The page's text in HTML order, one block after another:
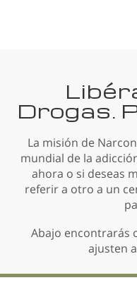
Drogas.
La misión de
mundial de la
ahora o si deseas
referir a otro a un
Abajo encontrarás
ajusten